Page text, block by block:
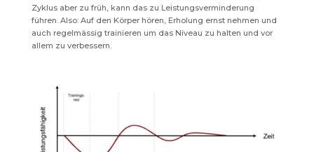
Zyklus aber zu früh, kann das zu Leistungsverminderung
führen. Also: Auf den Körper hören, Erholung ernst nehmen und
auch regelmässig trainieren um das Niveau zu halten und vor
allem zu verbessern.